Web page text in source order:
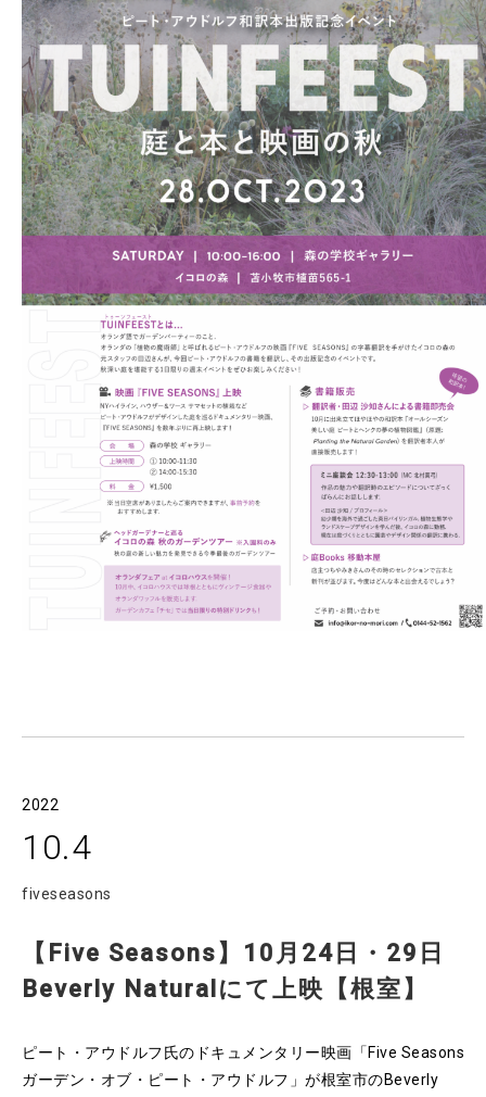
2022
10.4
fiveseasons
【Five Seasons】10月24日・29日
Beverly Naturalにて上映【根室】
ピート・アウドルフ氏のドキュメンタリー映画「Five Seasons
ガーデン・オブ・ピート・アウドルフ」が根室市のBeverly